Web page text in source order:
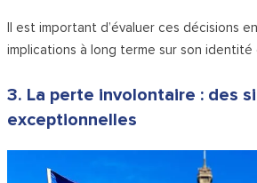
Il est important d’évaluer ces décisions
implications à long terme sur son
3. La perte involontaire : des
exceptionnelles